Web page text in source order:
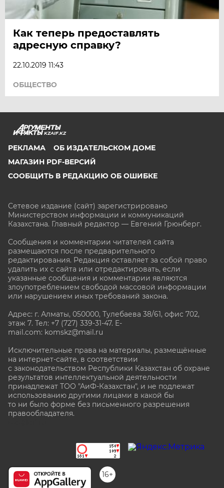
Как теперь предоставлять
адресную справку?
22.10.2019 11:43
ОБЩЕСТВО
KZAIF.KZ
РЕКЛАМА
ОБ ИЗДАТЕЛЬСКОМ ДОМЕ
МАГАЗИН PDF-ВЕРСИЙ
СООБЩИТЬ В РЕДАКЦИЮ ОБ ОШИБКЕ
Сетевое издание (сайт) зарегистрировано
Министерством информации и коммуникаций
Казахстана. Главный редактор — Евгений Грюнберг.
Сообщения и комментарии читателей сайта
размещаются после предварительного
редактирования. Редакция оставляет за собой право
удалить их с сайта или отредактировать, если
указанные сообщения и комментарии являются
злоупотреблением свободой массовой информации
или нарушением иных требований закона.
Адрес: г. Алматы, 050000, Тулебаева 38/61, офис 702,
этаж 7. Тел: +7 (727) 339-31-47. E-
mail.com: komskz@mail.ru
Исключительные права на материалы, размещённые
на интернет-сайте, в соответствии
с законодательством Республики Казахстан об охране
результатов интеллектуальной деятельности
принадлежат ТОО "АиФ-Казахстан", и не подлежат
использованию другими лицами в какой бы
то ни было форме без письменного разрешения
правообладателя.
16+